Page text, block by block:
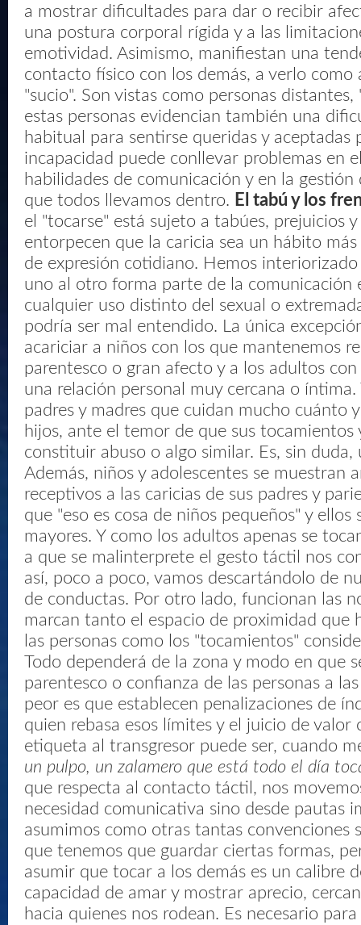
a mostrar dificultades para dar o recibir
una postura corporal rígida y a las
emotividad. Asimismo, manifiestan una
contacto físico con los demás, a verlo como
"sucio". Son vistas como personas distantes,
estas personas evidencian también una
habitual para sentirse queridas y aceptadas
incapacidad puede conllevar problemas en
habilidades de comunicación y en la gestión
que todos llevamos dentro. El tabú y los
el "tocarse" está sujeto a tabúes, prejuicios
entorpecen que la caricia sea un hábito
de expresión cotidiano. Hemos
uno al otro forma parte de la comunicación
cualquier uso distinto del sexual o
podría ser mal entendido. La única
acariciar a niños con los que mantenemos
parentesco o gran afecto y a los adultos
una relación personal muy cercana o íntima.
padres y madres que cuidan mucho cuánto
hijos, ante el temor de que sus tocamientos
constituir abuso o algo similar. Es, sin duda,
Además, niños y adolescentes se muestran
receptivos a las caricias de sus padres y
que "eso es cosa de niños pequeños" y ellos
mayores. Y como los adultos apenas se
a que se malinterprete el gesto táctil nos
así, poco a poco, vamos descartándolo de
de conductas. Por otro lado, funcionan las
marcan tanto el espacio de proximidad que
las personas como los "tocamientos"
Todo dependerá de la zona y modo en que
parentesco o confianza de las personas a
peor es que establecen penalizaciones de
quien rebasa esos límites y el juicio de valor
etiqueta al transgresor puede ser, cuando
un pulpo, un zalamero que está todo el día
que respecta al contacto táctil, nos
necesidad comunicativa sino desde pautas
asumimos como otras tantas convenciones
que tenemos que guardar ciertas formas,
asumir que tocar a los demás es un calibre
capacidad de amar y mostrar aprecio,
hacia quienes nos rodean. Es necesario